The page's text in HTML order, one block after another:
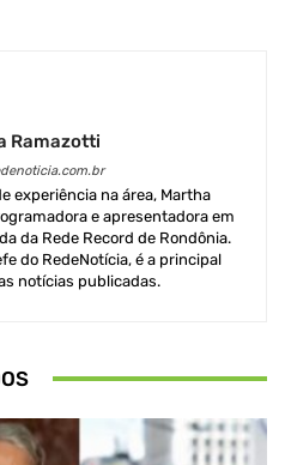
Ramazotti
experiência na área, Martha
e apresentadora em
da Rede Record de Rondônia.
do RedeNotícia, é a principal
notícias publicadas.